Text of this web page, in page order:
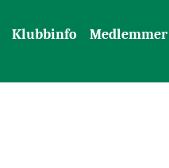
Klubbinfo Medlemmer